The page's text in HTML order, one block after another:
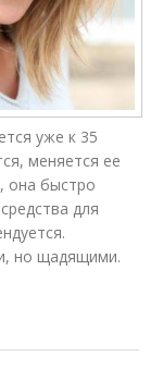
уже к 35
меняется ее
она быстро
для
но щадящими.